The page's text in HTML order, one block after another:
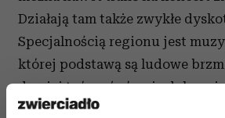
Działają tam także zwykłe
Specjalnością regionu jest
której podstawą są ludowe
do niej tańczyć równie dobrze
muzyki lingala (zwanej